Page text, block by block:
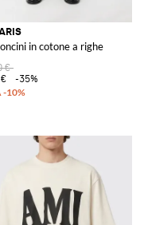
a toppa e colletto a punta
in cotone a righe
€
-35%